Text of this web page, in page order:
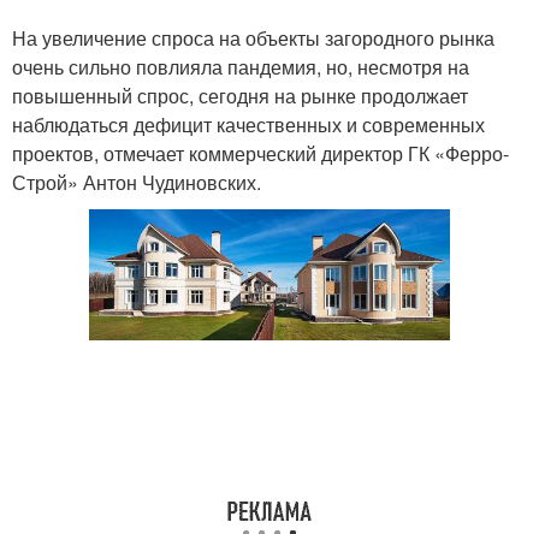
На увеличение спроса на объекты загородного рынка
очень сильно повлияла пандемия, но, несмотря на
повышенный спрос, сегодня на рынке продолжает
наблюдаться дефицит качественных и современных
проектов, отмечает коммерческий директор ГК «Ферро-
Строй» Антон Чудиновских.